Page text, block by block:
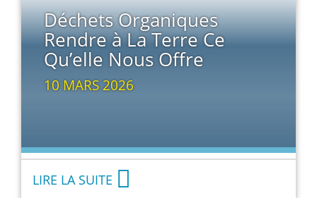
Déchets Organiques
Rendre à La Terre Ce
Qu’elle Nous Offre
10 MARS 2026
LIRE LA SUITE